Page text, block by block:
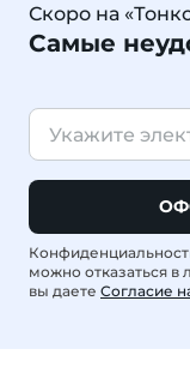
Скоро на
Самые
можно отказаться
вы даете Согласие